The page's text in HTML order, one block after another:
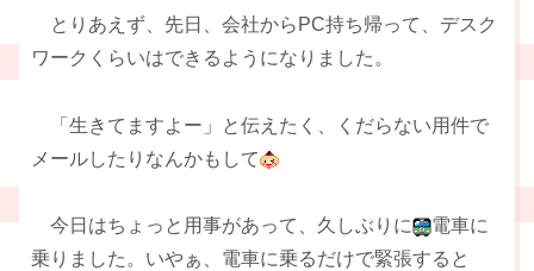
とりあえず、先日、会社からPC持ち帰って、デスク
ワークくらいはできるようになりました。
「生きてますよー」と伝えたく、くだらない用件で
メールしたりなんかもして
今日はちょっと用事があって、久しぶりに
電車に
乗りました。いやぁ、電車に乗るだけで緊張すると